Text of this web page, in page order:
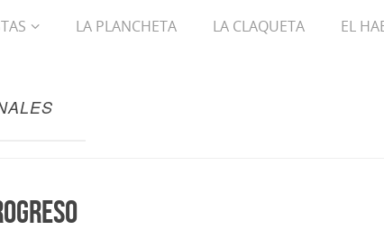
LA PLANCHETA LA CLAQUETA EL